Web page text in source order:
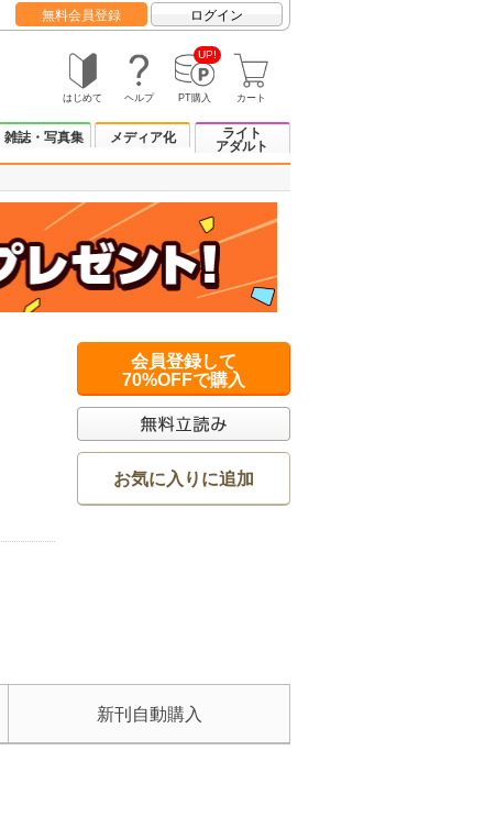
無料会員登録 ログイン
はじめて ヘルプ
UP!
PT購入 カート
雑誌・写真集 メディア化
ライト
アダルト
会員登録して
70%OFFで購入
お気に入りに追加
新刊自動購入